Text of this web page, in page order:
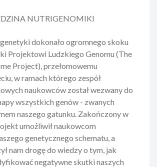
NUTRIGENOMIKI
dokonało ogromnego skoku
Projektowi Ludzkiego Genomu (The
Project), przełomowemu
w ramach którego zespół
naukowców został wezwany do
wszystkich genów - zwanych
naszego gatunku. Zakończony w
umożliwił naukowcom
genetycznego schematu, a
nam drogę do wiedzy o tym, jak
negatywne skutki naszych